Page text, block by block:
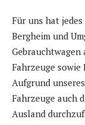
Für uns hat
Bergheim und
Fahrzeuge sowie
Aufgrund
Fahrzeuge auch
Ausland